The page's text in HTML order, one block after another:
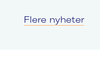
Flere nyheter